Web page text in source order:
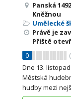
Panská
Kněžnou
Umělecké
Právě je
Příště
0
(
Dne 13.
Městská
hudby mezi